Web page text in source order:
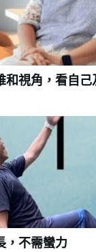
和視角，看自
，不需蠻力